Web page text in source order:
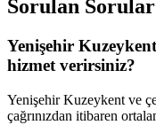
Sorulan Sorular
Yenişehir
hizmet verirsiniz?
Yenişehir Kuzeykent ve
çağrınızdan itibaren